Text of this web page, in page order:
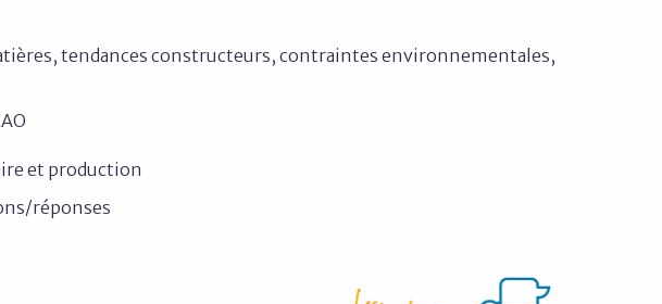
tendances constructeurs, contraintes environnementales,
et production
réponses